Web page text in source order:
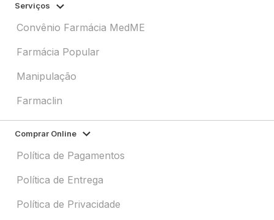
Serviços
Convênio Farmácia MedME
Farmácia Popular
Manipulação
Farmaclin
Comprar Online
Política de Pagamentos
Política de Entrega
Política de Privacidade